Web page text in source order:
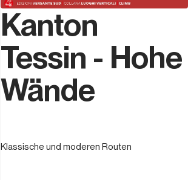
Kanton
Tessin - Hohe
Wände
Klassische und moderen Routen